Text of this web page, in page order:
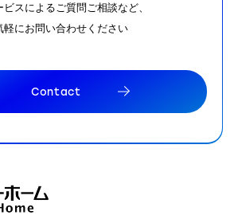
ビスによるご質問ご相談など、
軽にお問い合わせください
Contact